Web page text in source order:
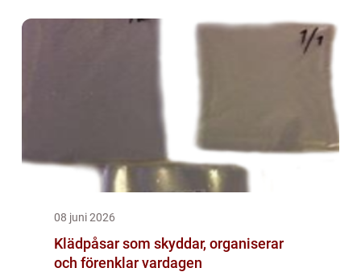
resan gäller jobbet, vardagen eller en
08 juni 2026
Klädpåsar som skyddar, organiserar
och förenklar vardagen